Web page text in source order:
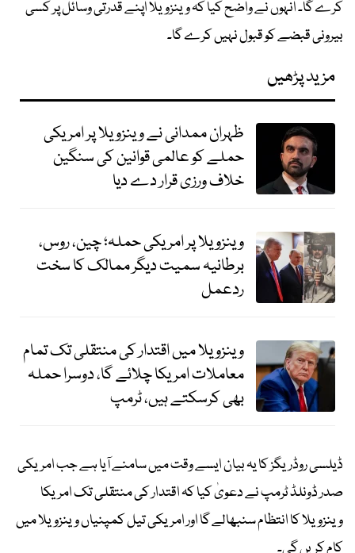
کرے گا۔ انہوں نے واضح کیا کہ وینزویلا اپنے قدرتی وسائل پر کسی
بیرونی قبضے کو قبول نہیں کرے گا۔
مزید پڑھیں
ظہران ممدانی نے وینزویلا پر امریکی
حملے کو عالمی قوانین کی سنگین
خلاف ورزی قرار دے دیا
وینزویلا پر امریکی حملہ؛ چین، روس،
برطانیہ سمیت دیگر ممالک کا سخت
ردعمل
وینزویلا میں اقتدار کی منتقلی تک تمام
معاملات امریکا چلائے گا، دوسرا حملہ
بھی کرسکتے ہیں، ٹرمپ
ڈیلسی روڈریگز کا یہ بیان ایسے وقت میں سامنے آیا ہے جب امریکی
صدر ڈونلڈ ٹرمپ نے دعویٰ کیا کہ اقتدار کی منتقلی تک امریکا
وینزویلا کا انتظام سنبھالے گا اور امریکی تیل کمپنیاں وینزویلا میں
کام کریں گی۔